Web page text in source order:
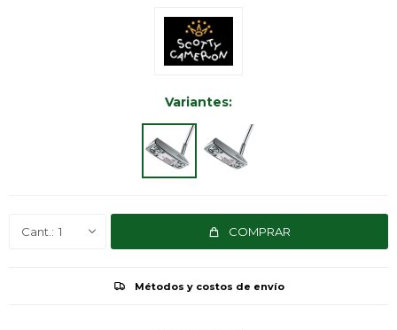
Variantes:
1 COMPRAR
Métodos y costos de envío